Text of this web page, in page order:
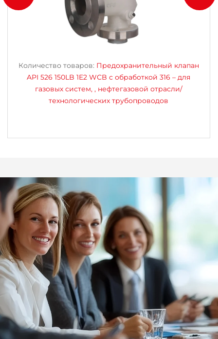
Количество товаров: Предохранительный клапан
API 526 150LB 1E2 WCB с обработкой 316 – для
газовых систем, , нефтегазовой отрасли/
технологических трубопроводов